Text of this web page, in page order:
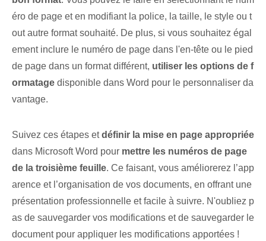
éro de page et en modifiant la police, la taille, le style ou t
out autre format souhaité. De plus, si vous souhaitez égal
ement inclure le numéro de page dans l'en-tête ou le pied
de page dans un format différent, utiliser les options de f
ormatage disponible dans Word pour le personnaliser da
vantage.
Suivez ces étapes etdéfinir la mise en page appropriée
dans Microsoft Word pour mettre les numéros de page
de la troisième feuille. Ce faisant, vous améliorerez l’app
arence et l’organisation de vos documents, en offrant une
présentation professionnelle et facile à suivre. N'oubliez p
as de sauvegarder vos modifications et de sauvegarder le
document pour appliquer les modifications apportées !